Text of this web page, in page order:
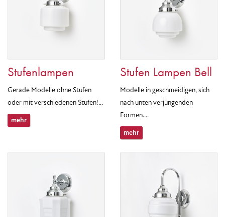
Stufenlampen
Gerade Modelle ohne Stufen
oder mit verschiedenen Stufen!...
mehr
Stufen Lampen Bell
Modelle in geschmeidigen, sich
nach unten verjüngenden
Formen....
mehr